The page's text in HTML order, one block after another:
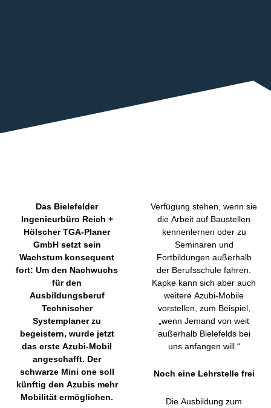
Das Bielefelder
Ingenieurbüro Reich +
Hölscher TGA-Planer
GmbH setzt sein
Wachstum konsequent
fort: Um den Nachwuchs
für den
Ausbildungsberuf
Technischer
Systemplaner zu
begeistern, wurde jetzt
das erste Azubi-Mobil
angeschafft. Der
schwarze Mini one soll
künftig den Azubis mehr
Mobilität ermöglichen.
Verfügung stehen, wenn sie
die Arbeit auf Baustellen
kennenlernen oder zu
Seminaren und
Fortbildungen außerhalb
der Berufsschule fahren.
Kapke kann sich aber auch
weitere Azubi-Mobile
vorstellen, zum Beispiel,
„wenn Jemand von weit
außerhalb Bielefelds bei
uns anfangen will.“
Noch eine Lehrstelle frei
Die Ausbildung zum